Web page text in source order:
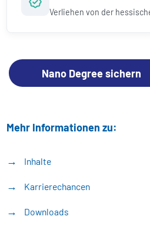
Verliehen von der
Nano Degree sichern
Mehr Informationen zu:
Inhalte
Karrierechancen
Downloads